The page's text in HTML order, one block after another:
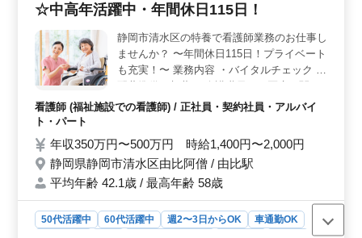
薬指導、医療機器の管理や指導など、訪問看護師として
供し、利用者様の健康維持や生活支援に貢献しま
す。 ＜働きやすさ＆待遇＞ 完全週休2日制や年間休
日119日のほか、車通勤や社会保険完備、交通費支給な
ど、充実した福利厚生が整っています。ワークライフバ
ランスを重視し、やりがいを感じながら働ける職場で
す。
☆中高年活躍中・年間休日115日！
静岡市清水区の特養で看護師業務のお仕事し
ませんか？ 〜年間休日115日！プライベート
も充実！〜 業務内容 ・バイタルチェック ・
る指導 ・食事、排泄補助 ・入浴の介助 ・ベ
発生の予防、蔓延の防止 ・吸引、呼吸器ケ
ア ・レクリエーションの補助 等 備考 ・マ
イカー通勤OK ・交通費：実費支給 ・社会
保険完備 准看護師以上、歓迎企業！ 特養で
の経験ある方条件面優遇します！ お気軽に
お問い合わせください♪
看護師 (福祉施設での看護師) / 正社員・契約社員・アルバイ
ト・パート
年収350万円〜500万円 時給1,400円〜2,000円
静岡県静岡市清水区由比阿僧 / 由比駅
平均年齢 42.1歳 / 最高年齢 58歳
50代活躍中 60代活躍中 週2〜3日からOK
車通勤OK